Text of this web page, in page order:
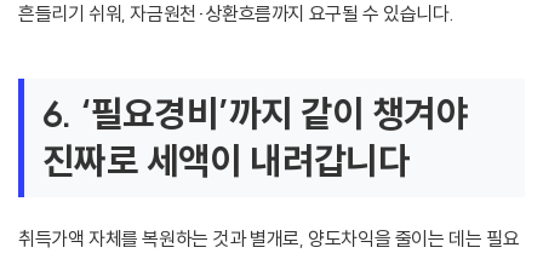
흔들리기 쉬워, 자금원천·상환흐름까지 요구될 수 있습니다.
6. ‘필요경비’까지 같이 챙겨야
진짜로 세액이 내려갑니다
취득가액 자체를 복원하는 것과 별개로, 양도차익을 줄이는 데는 필요